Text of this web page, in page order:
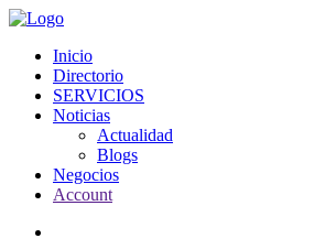
Inicio
Directorio
SERVICIOS
Noticias
Actualidad
Blogs
Negocios
Account